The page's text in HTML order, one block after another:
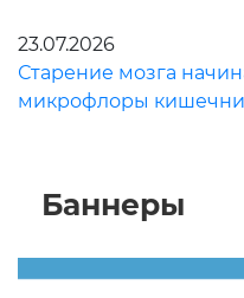
23.07.2026
Старение мозга
микрофлоры
Баннеры